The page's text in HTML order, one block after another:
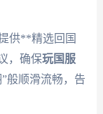
供**精选回国
，确保玩国服
般顺滑流畅，告